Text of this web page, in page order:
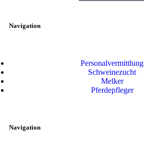
Navigation
Personalvermittlung
Schweinezucht
Melker
Pferdepfleger
Navigation